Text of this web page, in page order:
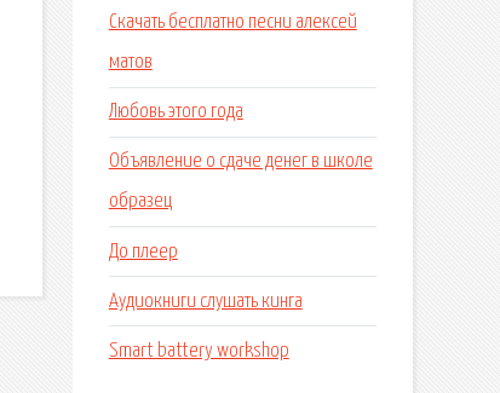
Скачать бесплатно песни алексей
матов
Любовь этого года
Объявление о сдаче денег в школе
образец
До плеер
Аудиокниги слушать кинга
Smart battery workshop